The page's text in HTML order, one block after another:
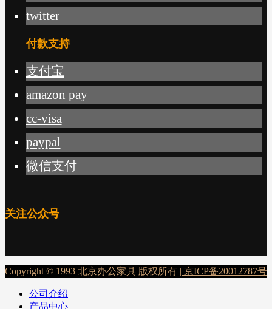
twitter
付款支持
支付宝
amazon pay
cc-visa
paypal
微信支付
关注公众号
Copyright © 1993 北京办公家具 版权所有 | 京ICP备20012787号
公司介绍
产品中心